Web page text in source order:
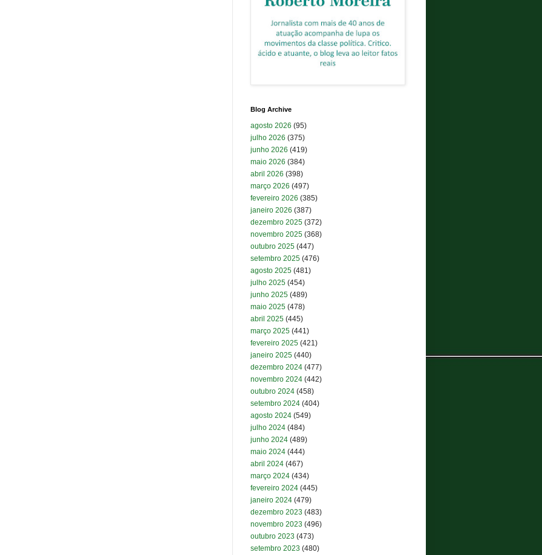
Blog Archive
agosto 2026 (95)
julho 2026 (375)
junho 2026 (419)
maio 2026 (384)
abril 2026 (398)
março 2026 (497)
fevereiro 2026 (385)
janeiro 2026 (387)
dezembro 2025 (372)
novembro 2025 (368)
outubro 2025 (447)
setembro 2025 (476)
agosto 2025 (481)
julho 2025 (454)
junho 2025 (489)
maio 2025 (478)
abril 2025 (445)
março 2025 (441)
fevereiro 2025 (421)
janeiro 2025 (440)
dezembro 2024 (477)
novembro 2024 (442)
outubro 2024 (458)
setembro 2024 (404)
agosto 2024 (549)
julho 2024 (484)
junho 2024 (489)
maio 2024 (444)
abril 2024 (467)
março 2024 (434)
fevereiro 2024 (445)
janeiro 2024 (479)
dezembro 2023 (483)
novembro 2023 (496)
outubro 2023 (473)
setembro 2023 (480)